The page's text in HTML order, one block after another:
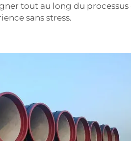
tout au long du processus
sans stress.